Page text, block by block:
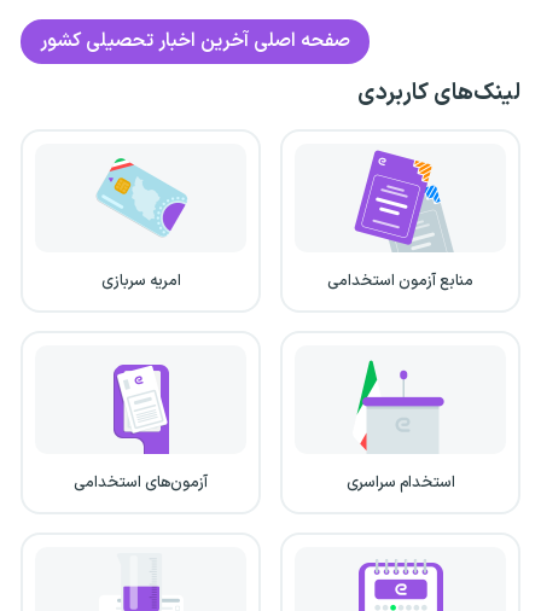
صفحه اصلی آخرین اخبار تحصیلی کشور
لینک‌های کاربردی
منابع آزمون استخدامی امریه سربازی
استخدام سراسری آزمون‌های استخدامی